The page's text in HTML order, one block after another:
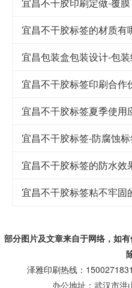
宜昌不干胶印刷定做-覆膜
宜昌不干胶标签的材质有
宜昌包装盒包装设计-包
宜昌不干胶标签印刷合作
宜昌不干胶标签夏季使用
宜昌不干胶标签-防腐蚀
宜昌不干胶标签的防水效
宜昌不干胶标签粘不牢固
部分图片及文章来自于网络，如
泽雅印刷热线：
办公地址：武汉市洪